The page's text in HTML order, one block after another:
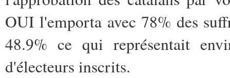
OUI l'emporta avec 78% des
48.9% ce qui représentait
d'électeurs inscrits.